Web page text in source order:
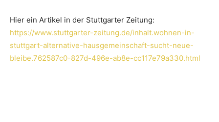
Hier ein Artikel in der Stuttgarter Zeitung:
https://www.stuttgarter-zeitung.de/inhalt.wohnen-in-
stuttgart-alternative-hausgemeinschaft-sucht-neue-
bleibe.762587c0-827d-496e-ab8e-cc117e79a330.html